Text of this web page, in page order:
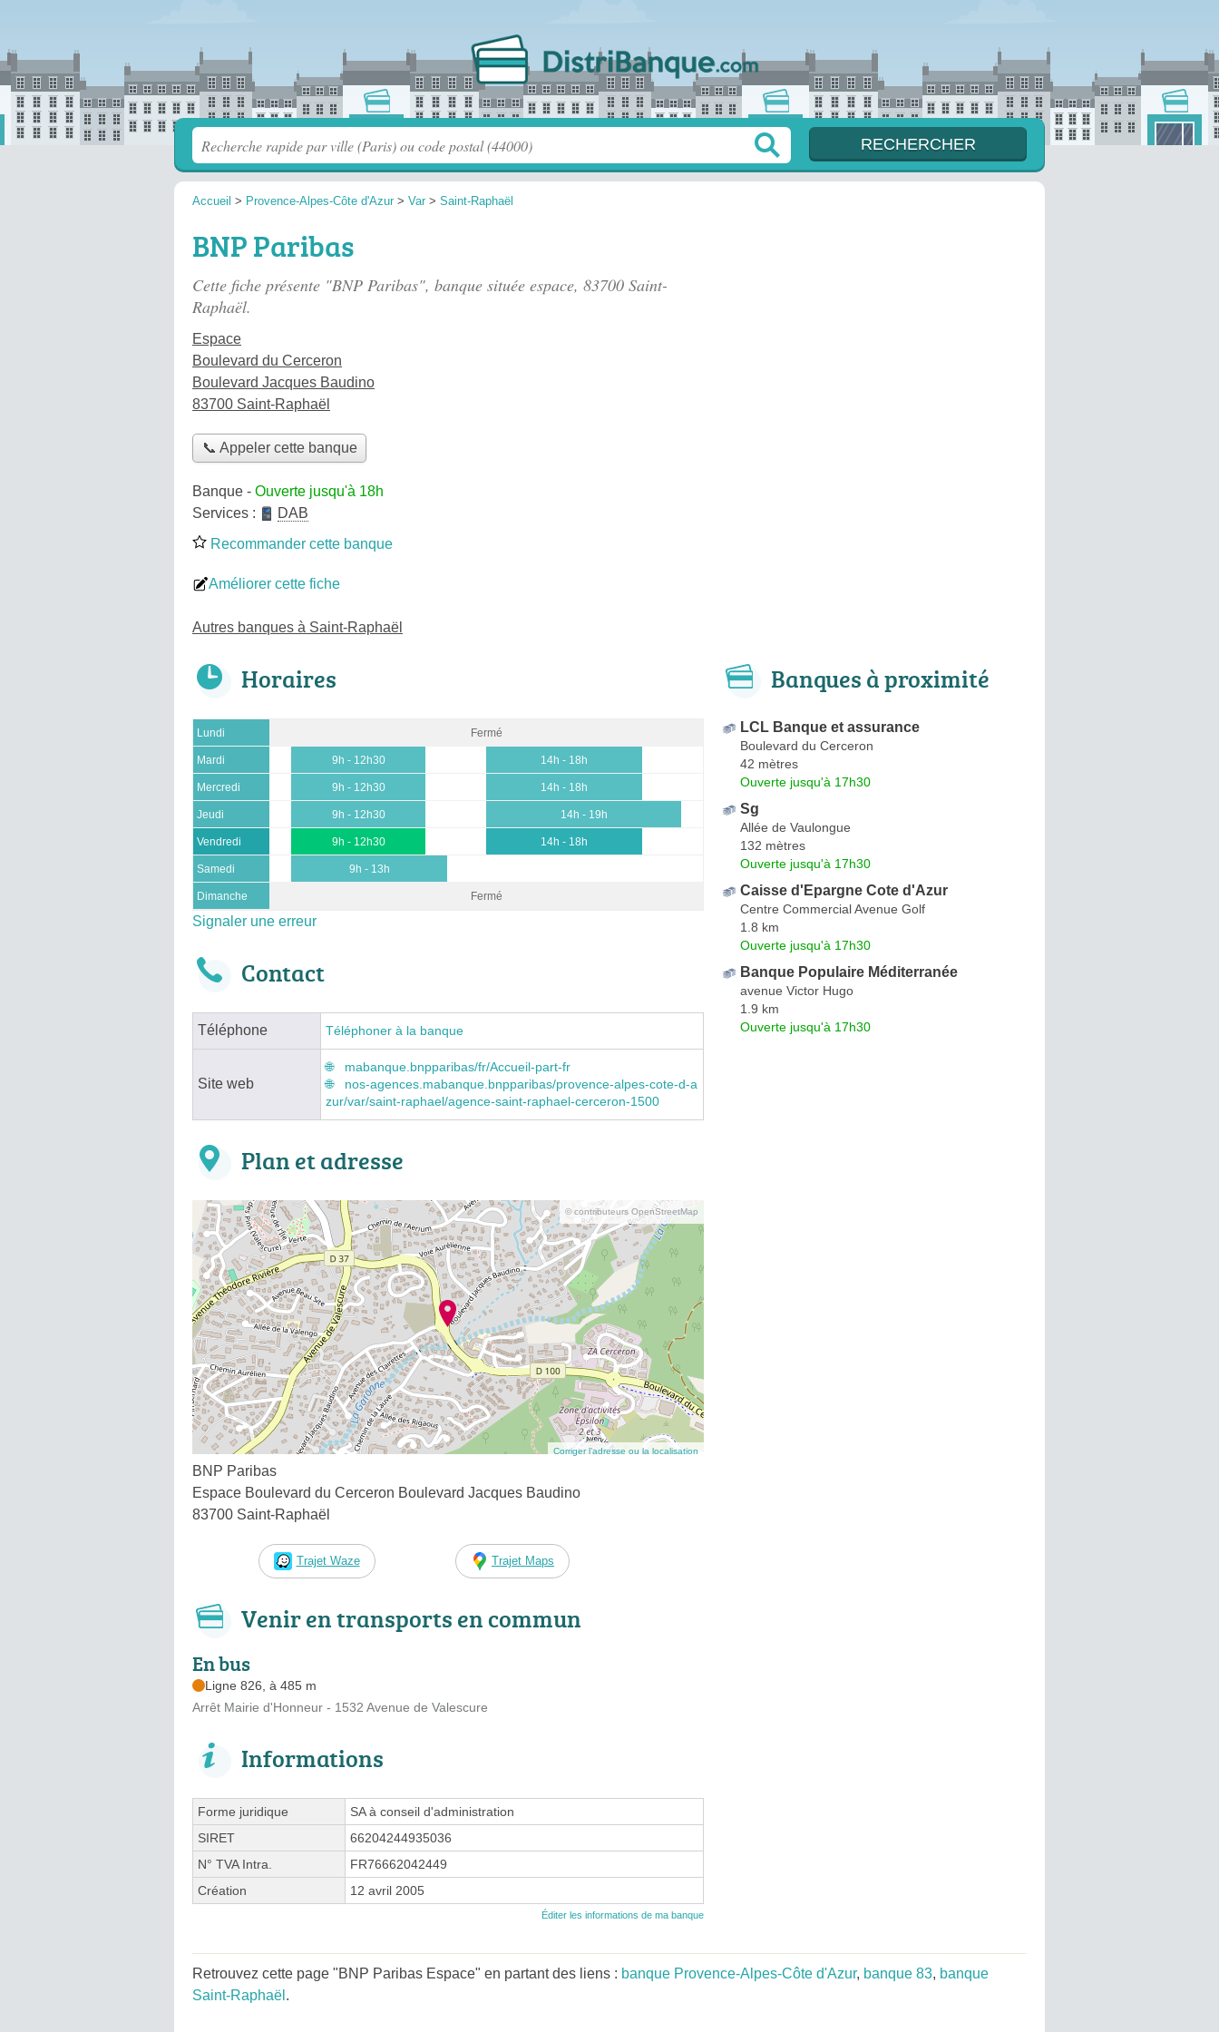
Accueil > Provence-Alpes-Côte d'Azur > Var > Saint-Raphaël
BNP Paribas
Cette fiche présente "BNP Paribas", banque située espace, 83700 Saint-
Raphaël.
Espace
Boulevard du Cerceron
Boulevard Jacques Baudino
83700 Saint-Raphaël
📞 Appeler cette banque
Banque - Ouverte jusqu'à 18h
Services :
DAB
Recommander cette banque
Améliorer cette fiche
Autres banques à Saint-Raphaël
Horaires
Lundi Fermé
Mardi 9h - 12h30 14h - 18h
Mercredi 9h - 12h30 14h - 18h
Jeudi 9h - 12h30 14h - 19h
Vendredi 9h - 12h30 14h - 18h
Samedi 9h - 13h
Dimanche Fermé
Signaler une erreur
Contact
Téléphone Téléphoner à la banque
Site web
mabanque.bnpparibas/fr/Accueil-part-fr
nos-agences.mabanque.bnpparibas/provence-alpes-cote-d-a
zur/var/saint-raphael/agence-saint-raphael-cerceron-1500
Plan et adresse
© contributeurs OpenStreetMap
Corriger l’adresse ou la localisation
BNP Paribas
Espace Boulevard du Cerceron Boulevard Jacques Baudino
83700 Saint-Raphaël
Trajet Waze Trajet Maps
Venir en transports en commun
En bus
Ligne 826, à 485 m
Arrêt Mairie d'Honneur - 1532 Avenue de Valescure
Informations
Forme juridique
SA à conseil d'administration
SIRET
66204244935036
N° TVA Intra.
FR76662042449
Création
12 avril 2005
Éditer les informations de ma banque
Banques à proximité
LCL Banque et assurance
Boulevard du Cerceron
42 mètres
Ouverte jusqu'à 17h30
Sg
Allée de Vaulongue
132 mètres
Ouverte jusqu'à 17h30
Caisse d'Epargne Cote d'Azur
Centre Commercial Avenue Golf
1.8 km
Ouverte jusqu'à 17h30
Banque Populaire Méditerranée
avenue Victor Hugo
1.9 km
Ouverte jusqu'à 17h30
Retrouvez cette page "BNP Paribas Espace" en partant des liens : banque Provence-Alpes-Côte d'Azur, banque 83, banque
Saint-Raphaël .